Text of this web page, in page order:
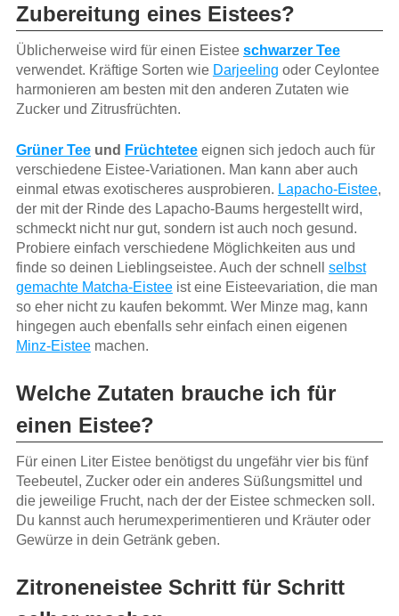
Zubereitung eines Eistees?
Üblicherweise wird für einen Eistee schwarzer Tee
verwendet. Kräftige Sorten wie Darjeeling oder Ceylontee
harmonieren am besten mit den anderen Zutaten wie
Zucker und Zitrusfrüchten.
Grüner Teeund Früchteteeeignen sich jedoch auch für
verschiedene Eistee-Variationen. Man kann aber auch
einmal etwas exotischeres ausprobieren. Lapacho-Eistee,
der mit der Rinde des Lapacho-Baums hergestellt wird,
schmeckt nicht nur gut, sondern ist auch noch gesund.
Probiere einfach verschiedene Möglichkeiten aus und
finde so deinen Lieblingseistee. Auch der schnell selbst
gemachte Matcha-Eisteeist eine Eisteevariation, die man
so eher nicht zu kaufen bekommt. Wer Minze mag, kann
hingegen auch ebenfalls sehr einfach einen eigenen
Minz-Eisteemachen.
Welche Zutaten brauche ich für
einen Eistee?
Für einen Liter Eistee benötigst du ungefähr vier bis fünf
Teebeutel, Zucker oder ein anderes Süßungsmittel und
die jeweilige Frucht, nach der der Eistee schmecken soll.
Du kannst auch herumexperimentieren und Kräuter oder
Gewürze in dein Getränk geben.
Zitroneneistee Schritt für Schritt